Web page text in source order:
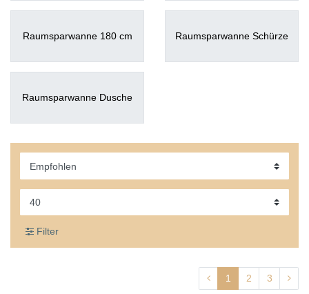
Raumsparwanne 180 cm Raumsparwanne Schürze
Raumsparwanne Dusche
Filter
1 2 3